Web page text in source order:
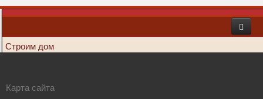
Строим дом
Питомцы в доме
Карта сайта